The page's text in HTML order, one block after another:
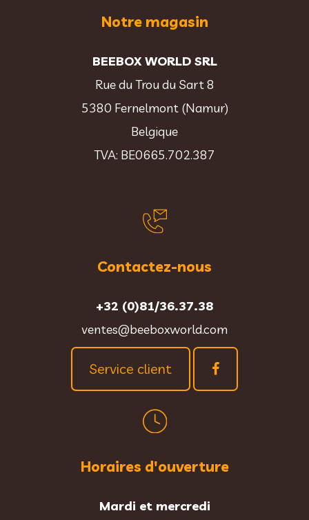
Notre magasin
BEEBOX WORLD SRL
Rue du Trou du Sart 8
5380 Fernelmont (Namur)
Belgique
TVA: BE0665.702.387
Contactez-nous
+32 (0)81/36.37.38
ventes@beeboxworld.com
Service client
Horaires d'ouverture
Mardi et mercredi